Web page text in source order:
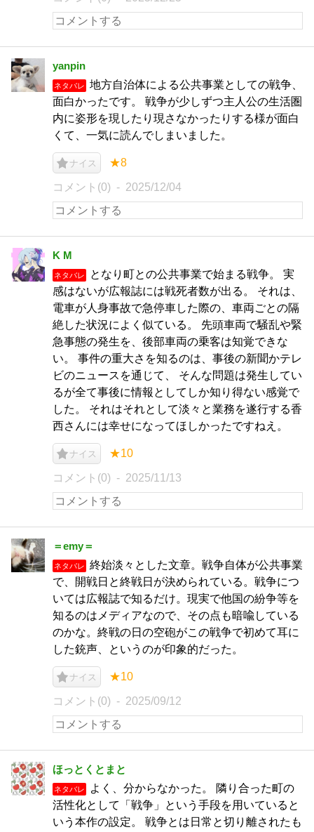
yanpin
ネタバレ
地方自治体による公共事業としての戦争、
面白かったです。 戦争が少しずつ主人公の生活圏
内に姿形を現したり現さなかったりする様が面白
くて、一気に読んでしまいました。
ナイス ★8
コメント(0) 2025/12/04
K M
ネタバレ
となり町との公共事業で始まる戦争。 実
感はないが広報誌には戦死者数が出る。 それは、
電車が人身事故で急停車した際の、車両ごとの隔
絶した状況によく似ている。 先頭車両で騒乱や緊
急事態の発生を、後部車両の乗客は知覚できな
い。 事件の重大さを知るのは、事後の新聞かテレ
ビのニュースを通じて、 そんな問題は発生してい
るが全て事後に情報としてしか知り得ない感覚で
した。 それはそれとして淡々と業務を遂行する香
西さんには幸せになってほしかったですねえ。
ナイス ★10
コメント(0) 2025/11/13
＝emy＝
ネタバレ
終始淡々とした文章。戦争自体が公共事業
で、開戦日と終戦日が決められている。戦争につ
いては広報誌で知るだけ。現実で他国の紛争等を
知るのはメディアなので、その点も暗喩している
のかな。終戦の日の空砲がこの戦争で初めて耳に
した銃声、というのが印象的だった。
ナイス ★10
コメント(0) 2025/09/12
ほっとくとまと
ネタバレ
よく、分からなかった。 隣り合った町の
活性化として「戦争」という手段を用いていると
いう本作の設定。 戦争とは日常と切り離されたも